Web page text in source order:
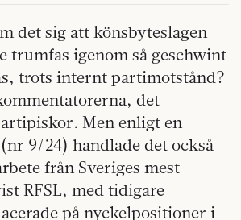
det sig att könsbyteslagen
trumfas igenom så geschwint
trots internt partimotstånd?
det
Men enligt en
9/24) handlade det också
från Sveriges mest
RFSL, med tidigare
på nyckelpositioner i